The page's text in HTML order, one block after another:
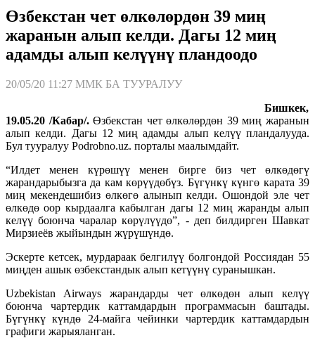
Өзбекстан чет өлкөлөрдөн 39 миң
жаранын алып келди. Дагы 12 миң
адамды алып келүүнү пландоодо
20/05/20 11:27 ММК БА ТУУРАЛУУ
Бишкек,
19.05.20 /Кабар/. Өзбекстан чет өлкөлөрдөн 39 миң жаранын
алып келди. Дагы 12 миң адамды алып келүү пландалууда.
Бул тууралуу Podrobno.uz. порталы маалымдайт.
“Илдет менен күрөшүү менен бирге биз чет өлкөдөгү
жарандарыбызга да кам көрүүдөбүз. Бүгүнкү күнгө карата 39
миң мекендешибиз өлкөгө алынып келди. Ошондой эле чет
өлкөдө оор кырдаалга кабылган дагы 12 миң жаранды алып
келүү боюнча чаралар көрүлүүдө”, - деп билдирген Шавкат
Мирзиеёв жыйындын жүрүшүндө.
Эскерте кетсек, мурдараак белгилүү болгондой Россиядан 55
миңден ашык өзбекстандык алып кетүүнү суранышкан.
Uzbekistan Airways жарандарды чет өлкөдөн алып келүү
боюнча чартердик каттамдардын программасын баштады.
Бүгүнкү күндө 24-майга чейинки чартердик каттамдардын
графиги жарыяланган.